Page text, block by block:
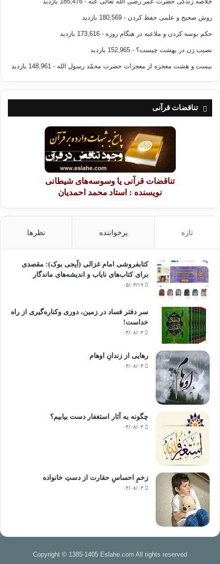
روش صحیح و علمی حفظ کردن - 180,569 بازدید
حکم بوسه کردن و ملاعبه در هنگام روزه - 173,616 بازدید
نصیب زن در بهشت چیست؟ - 152,965 بازدید
بیست و هشت معجزه از معجزات حضرت محمّد رسول الله - 148,961 بازدید
تناقضات قرآنی
تناقضات قرآنی یا وسوسه‌های شیطانی
نویسنده : استاد محمد احمدیان
تازه پرخواننده نظرها
کتابفروشی امام غزالی (آیجی بوک): مقصدی
برای کتاب‌های نایاب و اندیشه‌های ماندگار
۰۵/۰۳/۱۹
سر دفتر فساد در زمین‌، دوری وکناره‌گیری از راه
خداست‌!
۰۴/۰۸/۰۳
رهایی از زندانِ اوهام
۰۴/۰۸/۰۳
چگونه به آثار استغفار دست بیابیم؟
۰۴/۰۸/۰۳
زخمِ احساسِ حقارت از دستِ خانواده
۰۴/۰۸/۰۳
Copyright © 1385-1405 Eslahe.com All rights reserved